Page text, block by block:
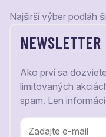
Najširší výber podláh
NEWSLETTER
Ako prví sa
limitovaných
spam. Len